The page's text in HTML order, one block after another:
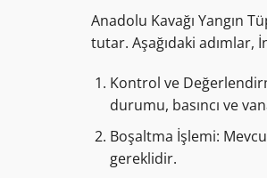
Anadolu Kavağı Yangın
tutar. Aşağıdaki
Kontrol ve
durumu, basıncı ve
Boşaltma İşlemi:
gereklidir.